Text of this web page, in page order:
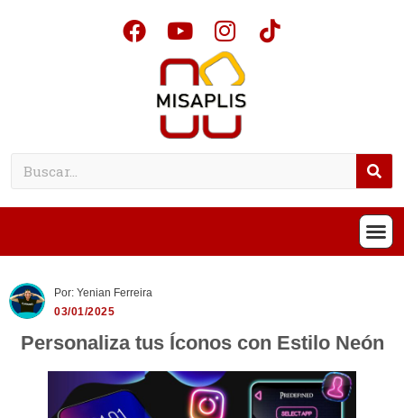
Por: Yenian Ferreira
03/01/2025
Personaliza tus Íconos con Estilo Neón